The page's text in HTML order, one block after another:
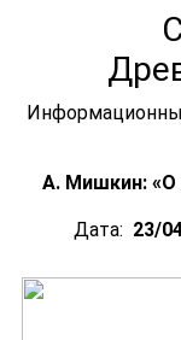
А. Мишкин: «О
Дата: 23/